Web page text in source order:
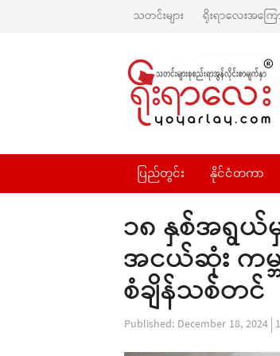
သတင်းများ ရိုးရာလေးအကြေ
ပြည်တွင်း နိုင်ငံတကာ
၁၈ နှစ်အရွယ်
အငယ်ဆုံး ကမ္
စံချိန်သစ်တင်
Published: December 18, 2024